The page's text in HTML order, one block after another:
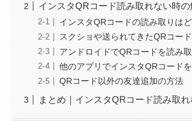
インスタQRコード読み取れない時
インスタQRコードの読み取りは
スクショや送られてきたQRコー
アンドロイドでQRコードを読み
他のアプリでインスタQRコード
QRコード以外の友達追加の方法
まとめ｜インスタQRコード読み取